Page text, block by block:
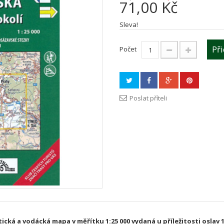
71,00 Kč
Sleva!
Počet
Poslat příteli
a vodácká mapa v měřítku 1:25 000 vydaná u příležitosti oslav